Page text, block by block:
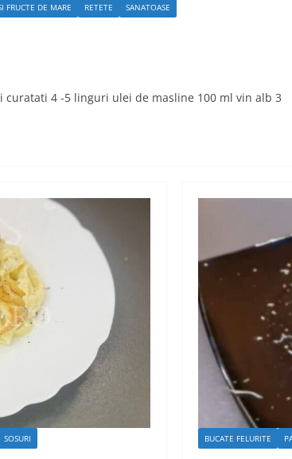
FRUCTE DE MARE RETETE SANATOASE
curatati 4 -5 linguri ulei de masline 100 ml vin alb 3
SOSURI BUCATE FELURITE